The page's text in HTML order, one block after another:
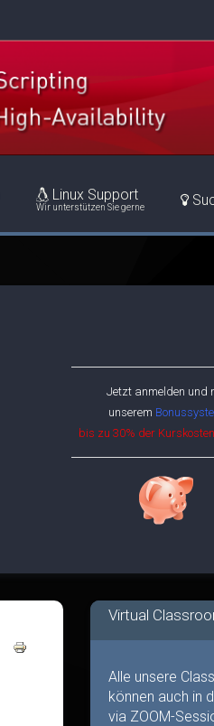
Linux Support
Wir unterstützen Sie gerne
Jetzt anmelden und
unserem
bis zu 30% der
Virtual
Alle unsere
können auch in
via ZOOM-